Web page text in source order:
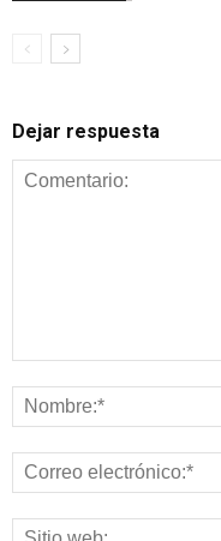
Dejar respuesta